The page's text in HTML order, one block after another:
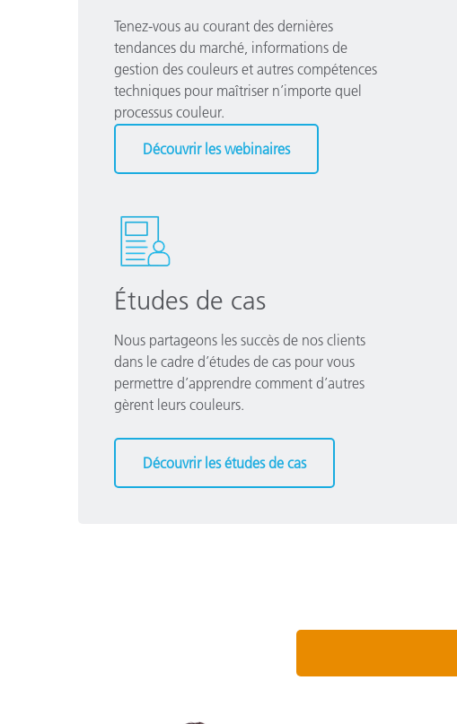
Tenez-vous au courant des dernières
tendances du marché, informations de
gestion des couleurs et autres compétences
techniques pour maîtriser n’importe quel
processus couleur.
Découvrir les webinaires
Études de cas
Nous partageons les succès de nos clients
dans le cadre d’études de cas pour vous
permettre d’apprendre comment d’autres
gèrent leurs couleurs.
Découvrir les études de cas